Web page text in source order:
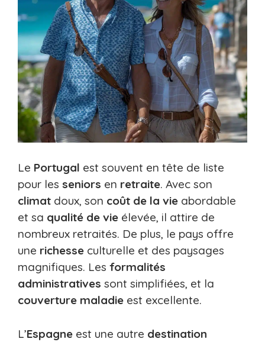
Le Portugal est souvent en tête de liste
pour les seniors en retraite. Avec son
climat doux, son coût de la vie abordable
et sa qualité de vie élevée, il attire de
nombreux retraités. De plus, le pays offre
une richesse culturelle et des paysages
magnifiques. Les formalités
administratives sont simplifiées, et la
couverture maladie est excellente.
L’Espagne est une autre destination